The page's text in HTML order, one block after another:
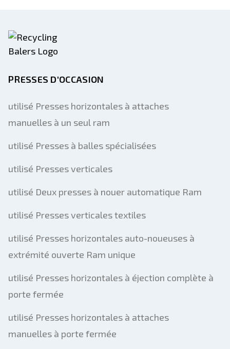
PRESSES D'OCCASION
utilisé Presses horizontales à attaches
manuelles à un seul ram
utilisé Presses à balles spécialisées
utilisé Presses verticales
utilisé Deux presses à nouer automatique Ram
utilisé Presses verticales textiles
utilisé Presses horizontales auto-noueuses à
extrémité ouverte Ram unique
utilisé Presses horizontales à éjection complète à
porte fermée
utilisé Presses horizontales à attaches
manuelles à porte fermée